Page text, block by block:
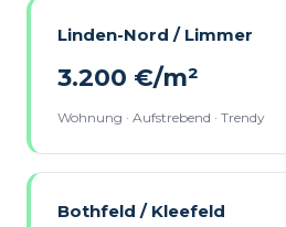
Linden-Nord / Limmer
3.200 €/m²
Wohnung · Aufstrebend · Trendy
Bothfeld / Kleefeld